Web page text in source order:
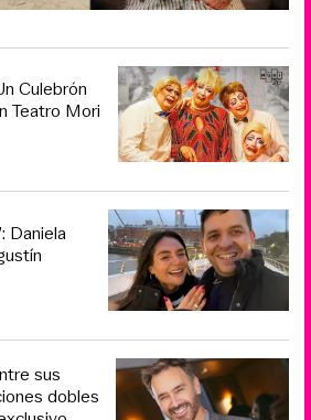
Culebrón
Teatro Mori
Daniela
sus
dobles